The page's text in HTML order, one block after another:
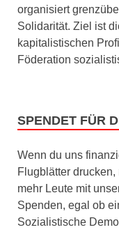
organisiert
Solidarität. Ziel ist
kapitalistischen
Föderation
SPENDET FÜR
Wenn du uns
Flugblätter
mehr Leute mit
Spenden, egal ob
Sozialistische